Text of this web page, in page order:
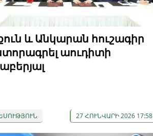
և Անկարան հուշագիր
աուդիտի
27 ՀՈՒՆՎԱՐԻ 2026 17:58